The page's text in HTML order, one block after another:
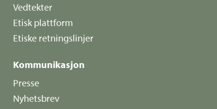
Vedtekter
Etisk plattform
Etiske retningslinjer
Kommunikasjon
Presse
Nyhetsbrev